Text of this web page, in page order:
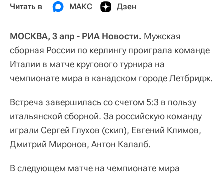
Читать в МАКС Дзен
МОСКВА, 3 апр - РИА Новости. Мужская
сборная России по керлингу проиграла команде
Италии в матче кругового турнира на
чемпионате мира в канадском городе Летбридж.
Встреча завершилась со счетом 5:3 в пользу
итальянской сборной. За российскую команду
играли Сергей Глухов (скип), Евгений Климов,
Дмитрий Миронов, Антон Калалб.
В следующем матче на чемпионате мира